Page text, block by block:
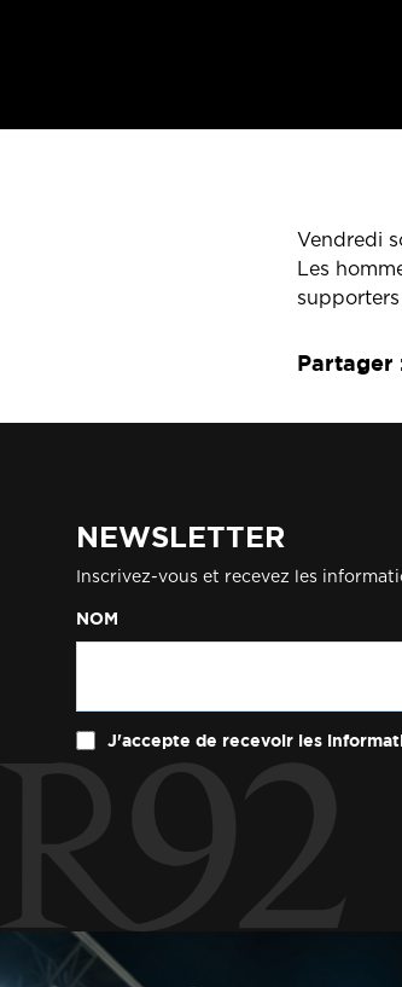
Vendredi
Les
Partager
NEWSLETTER
Inscrivez-vous et recevez les
NOM
J'accepte de recevoir les